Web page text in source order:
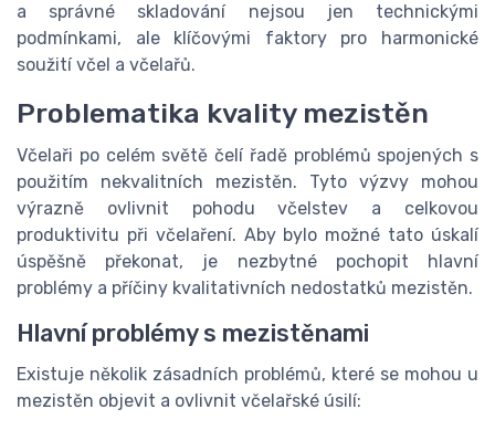
a správné skladování nejsou jen technickými
podmínkami, ale klíčovými faktory pro harmonické
soužití včel a včelařů.
Problematika kvality mezistěn
Včelaři po celém světě čelí řadě problémů spojených s
použitím nekvalitních mezistěn. Tyto výzvy mohou
výrazně ovlivnit pohodu včelstev a celkovou
produktivitu při včelaření. Aby bylo možné tato úskalí
úspěšně překonat, je nezbytné pochopit hlavní
problémy a příčiny kvalitativních nedostatků mezistěn.
Hlavní problémy s mezistěnami
Existuje několik zásadních problémů, které se mohou u
mezistěn objevit a ovlivnit včelařské úsilí: